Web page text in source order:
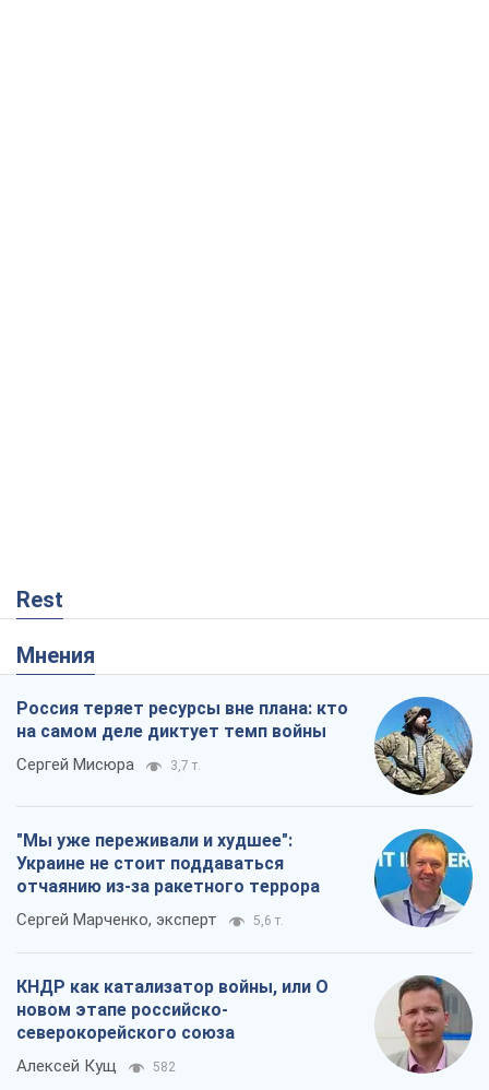
Rest
Мнения
Россия теряет ресурсы вне плана: кто
на самом деле диктует темп войны
Сергей Мисюра 3,7 т.
"Мы уже переживали и худшее":
Украине не стоит поддаваться
отчаянию из-за ракетного террора
Сергей Марченко, эксперт 5,6 т.
КНДР как катализатор войны, или О
новом этапе российско-
северокорейского союза
Алексей Кущ 582